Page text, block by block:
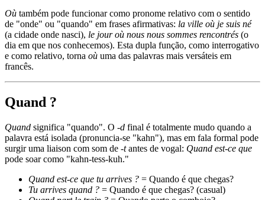
Où também pode funcionar como pronome relativo com o sentido
de "onde" ou "quando" em frases afirmativas: la ville où je suis né
(a cidade onde nasci), le jour où nous nous sommes rencontrés (o
dia em que nos conhecemos). Esta dupla função, como interrogativo
e como relativo, torna où uma das palavras mais versáteis em
francês.
Quand ?
Quand significa "quando". O -d final é totalmente mudo quando a
palavra está isolada (pronuncia-se "kahn"), mas em fala formal pode
surgir uma liaison com som de -tantes de vogal: Quand est-ce que
pode soar como "kahn-tess-kuh."
Quand est-ce que tu arrives ? = Quando é que chegas?
Tu arrives quand ? = Quando é que chegas? (casual)